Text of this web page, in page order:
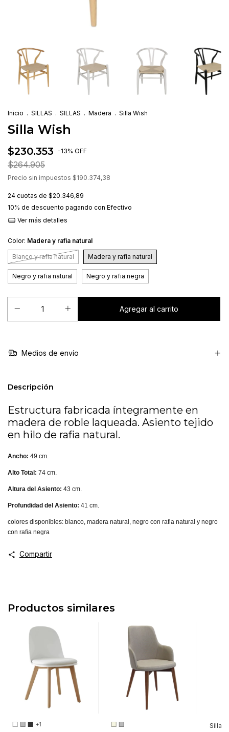
Inicio . SILLAS . SILLAS . Madera . Silla Wish
Silla Wish
$230.353 -13% OFF
$264.905
Precio sin impuestos $190.374,38
24 cuotas de $20.346,89
10% de descuento pagando con Efectivo
Ver más detalles
Color: Madera y rafia natural
Blanco y rafia natural Madera y rafia natural
Negro y rafia natural Negro y rafia negra
Medios de envío
Descripción
Estructura fabricada íntegramente en
madera de roble laqueada. Asiento tejido
en hilo de rafia natural.
Ancho: 49 cm.
Alto Total: 74 cm.
Altura del Asiento: 43 cm.
Profundidad del Asiento: 41 cm.
colores disponibles: blanco, madera natural, negro con rafia natural y negro
con rafia negra
Compartir
Productos similares
+1
Silla